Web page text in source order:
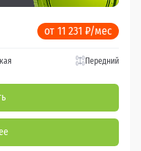
от 11 231 ₽/мес
Передний